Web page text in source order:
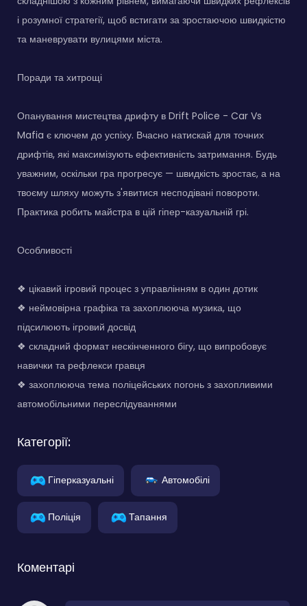
і розумної стратегії, щоб встигати за зростаючою швидкістю
та маневрувати вулицями міста.
Поради та хитрощі
Опанування мистецтва дрифту в Drift Police - Car Vs
Mafia є ключем до успіху. Вчасно натискай для точних
дрифтів, які максимізують ефективність затримання. Будь
уважним, оскільки гра прогресує — швидкість зростає, а на
твоєму шляху можуть з'явитися несподівані повороти.
Практика робить майстра в цій гіпер-казуальній грі.
Особливості
❖ цікавий ігровий процес з управлінням в один дотик
❖ неймовірна графіка та захоплююча музика, що
підсилюють ігровий досвід
❖ складний формат нескінченного бігу, що випробовує
навички та рефлекси гравця
❖ захоплююча тема поліцейських погонь з захопливими
автомобільними переслідуваннями
Категорії:
Гіперказуальні Автомобілі
Поліція Тапання
Коментарі